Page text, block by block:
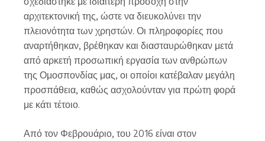
αρχιτεκτονική της, ώστε να διευκολύνει την
πλειονότητα των χρηστών. Οι πληροφορίες που
αναρτήθηκαν, βρέθηκαν και διασταυρώθηκαν μετά
από αρκετή προσωπική εργασία των ανθρώπων
της Ομοσπονδίας μας, οι οποίοι κατέβαλαν μεγάλη
προσπάθεια, καθώς ασχολούνταν για πρώτη φορά
με κάτι τέτοιο.
Από τον Φεβρουάριο, του 2016 είναι στον